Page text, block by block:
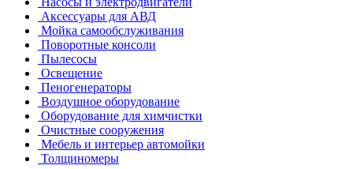
Аксессуары для АВД
Мойка самообслуживания
Поворотные консоли
Пылесосы
Освещение
Пеногенераторы
Воздушное оборудование
Оборудование для химчистки
Очистные сооружения
Мебель и интерьер автомойки
Толщиномеры